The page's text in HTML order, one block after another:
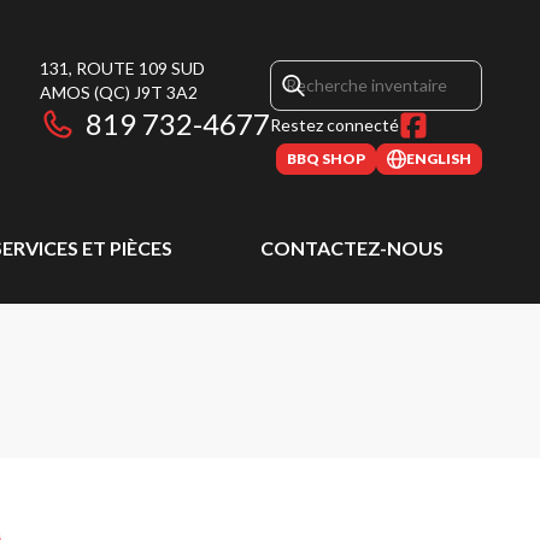
131, ROUTE 109 SUD
AMOS (QC) J9T 3A2
819 732-4677Restez connecté
BBQ SHOP ENGLISH
ET PIÈCES CONTACTEZ-NOUS